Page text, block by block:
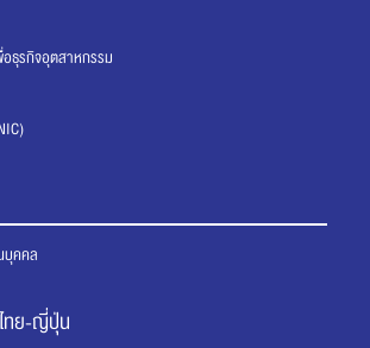
อธุรกิจอุตสาหกรรม
บุคคล
ทย-ญี่ปุ่น